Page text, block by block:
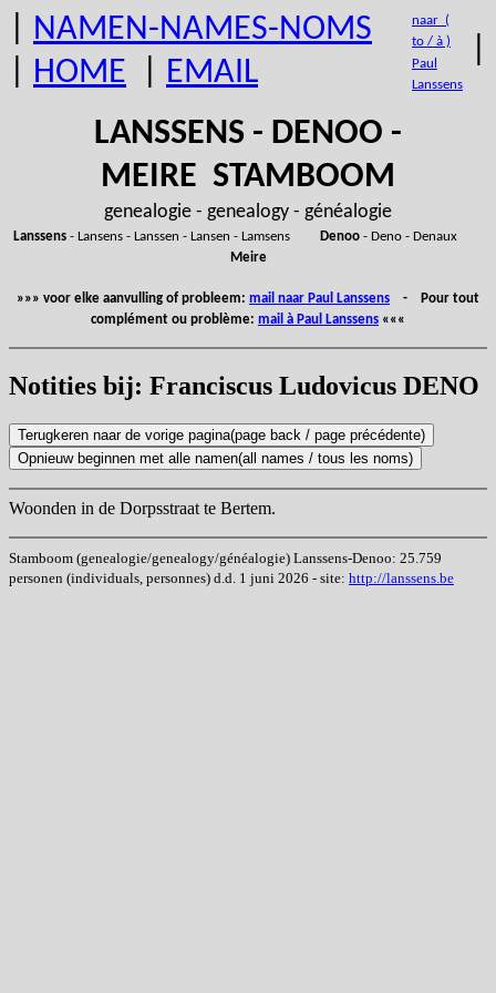
NAMEN-NAMES-NOMS
HOME EMAIL
naar (
to / à )
Paul
Lanssens
LANSSENS - DENOO -
MEIRE STAMBOOM
genealogie - genealogy - généalogie
Lanssens- Lansens - Lanssen - Lansen - Lamsens Denoo- Deno - Denaux
Meire
»»» voor elke aanvulling of probleem: mail naar Paul Lanssens - Pour tout
complément ou problème: mail à Paul Lanssens «««
Notities bij: Franciscus Ludovicus DENO
Woonden in de Dorpsstraat te Bertem.
Stamboom (genealogie/genealogy/généalogie) Lanssens-Denoo: 25.759
personen (individuals, personnes) d.d. 1 juni 2026 - site: http://lanssens.be